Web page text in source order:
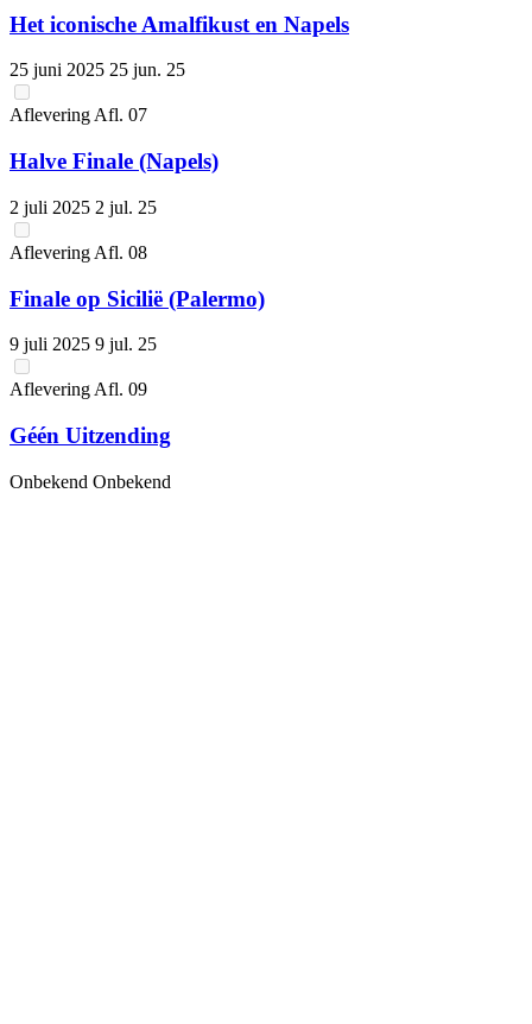
Het iconische Amalfikust en Napels
25 juni 2025 25 jun. 25
AfleveringAfl. 07
Halve Finale (Napels)
2 juli 2025 2 jul. 25
Aflevering Afl. 08
Finale op Sicilië (Palermo)
9 juli 2025 9 jul. 25
Aflevering Afl. 09
Géén Uitzending
Onbekend Onbekend